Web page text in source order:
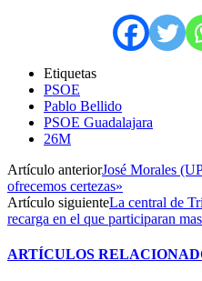
Etiquetas
PSOE
Pablo Bellido
PSOE Guadalajara
26M
Artículo anteriorJosé Morales
ofrecemos certezas»
Artículo siguienteLa central de
recarga en el que participaran
ARTÍCULOS